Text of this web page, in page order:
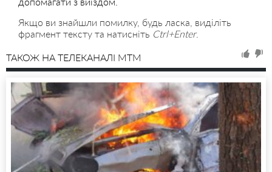
Якщо ви знайшли помилку, будь ласка, виділіть
фрагмент тексту та натисніть Ctrl+Enter.
ТАКОЖ НА ТЕЛЕКАНАЛІ MTM